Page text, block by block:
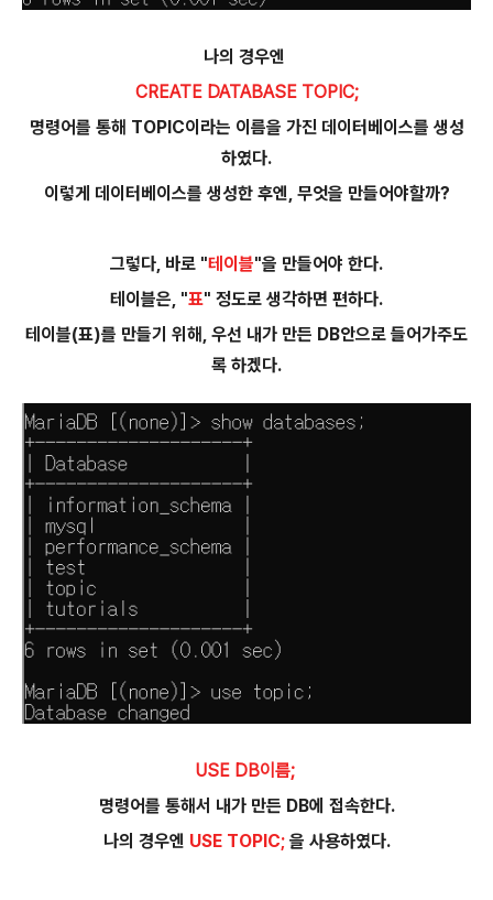
나의 경우엔
CREATE DATABASE TOPIC;
명령어를 통해 TOPIC이라는 이름을 가진 데이터베이스를 생성
하였다.
이렇게 데이터베이스를 생성한 후엔, 무엇을 만들어야할까?
그렇다, 바로 "테이블"을 만들어야 한다.
테이블은, "표" 정도로 생각하면 편하다.
테이블(표)를 만들기 위해, 우선 내가 만든 DB안으로 들어가주도
록 하겠다.
USE DB이름;
명령어를 통해서 내가 만든 DB에 접속한다.
나의 경우엔 USE TOPIC; 을 사용하였다.